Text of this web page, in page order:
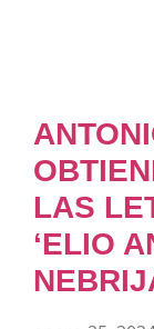
LAS
‘ELIO